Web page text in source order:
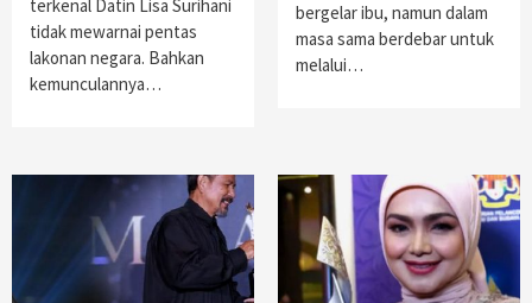
terkenal Datin Lisa Surihani
tidak mewarnai pentas
lakonan negara. Bahkan
kemunculannya…
bergelar ibu, namun dalam
masa sama berdebar untuk
melalui…